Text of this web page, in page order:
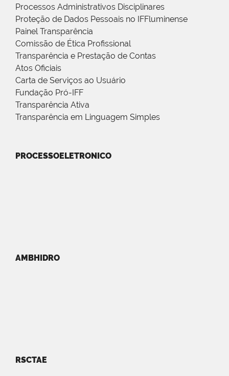
Processos Administrativos Disciplinares
Proteção de Dados Pessoais no IFFluminense
Painel Transparência
Comissão de Ética Profissional
Transparência e Prestação de Contas
Atos Oficiais
Carta de Serviços ao Usuário
Fundação Pró-IFF
Transparência Ativa
Transparência em Linguagem Simples
PROCESSOELETRONICO
AMBHIDRO
RSCTAE